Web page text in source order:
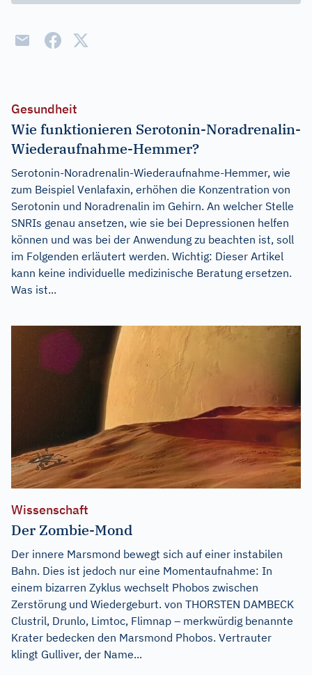
Gesundheit
Wie funktionieren Serotonin-Noradrenalin-
Wiederaufnahme-Hemmer?
Serotonin-Noradrenalin-Wiederaufnahme-Hemmer, wie
zum Beispiel Venlafaxin, erhöhen die Konzentration von
Serotonin und Noradrenalin im Gehirn. An welcher Stelle
SNRIs genau ansetzen, wie sie bei Depressionen helfen
können und was bei der Anwendung zu beachten ist, soll
im Folgenden erläutert werden. Wichtig: Dieser Artikel
kann keine individuelle medizinische Beratung ersetzen.
Was ist...
Wissenschaft
Der Zombie-Mond
Der innere Marsmond bewegt sich auf einer instabilen
Bahn. Dies ist jedoch nur eine Momentaufnahme: In
einem bizarren Zyklus wechselt Phobos zwischen
Zerstörung und Wiedergeburt. von THORSTEN DAMBECK
Clustril, Drunlo, Limtoc, Flimnap – merkwürdig benannte
Krater bedecken den Marsmond Phobos. Vertrauter
klingt Gulliver, der Name...